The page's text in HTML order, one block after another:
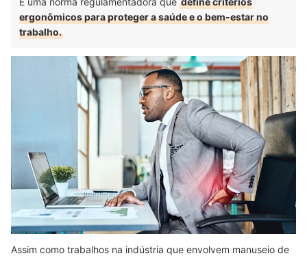
milhares de pacientes, tanto em nível ambulatorial quanto hospitalar.
ergonômicos para proteger a saúde e o bem-estar no
trabalho.
Assim como trabalhos na indústria que envolvem manuseio de